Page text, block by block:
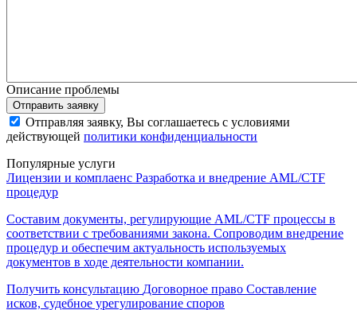
Описание проблемы
Отправить заявку
Отправляя заявку, Вы соглашаетесь с условиями
действующей политики конфиденциальности
Популярные услуги
Лицензии и комплаенс Разработка и внедрение AML/CTF
процедур
Составим документы, регулирующие AML/CTF процессы в
соответствии с требованиями закона. Сопроводим внедрение
процедур и обеспечим актуальность используемых
документов в ходе деятельности компании.
Получить консультацию Договорное право Составление
исков, судебное урегулирование споров